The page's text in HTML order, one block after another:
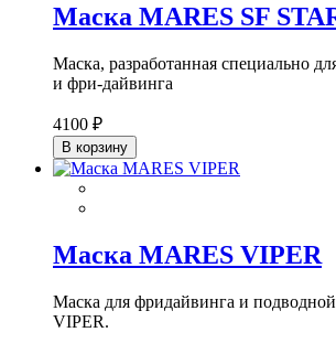
Маска MARES SF
Маска, разработанная специально
и фри-дайвинга
4100 ₽
В корзину
Маска MARES VIPER
Маска для фридайвинга и
VIPER.